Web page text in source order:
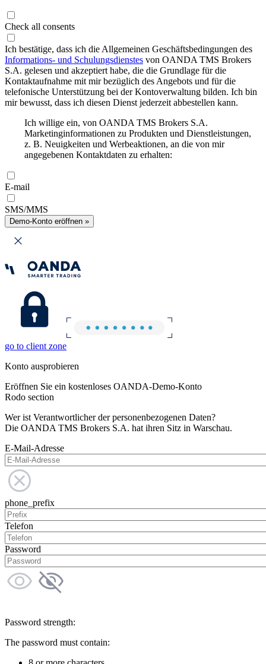
Check all consents
Ich bestätige, dass ich die Allgemeinen Geschäftsbedingungen des
Informations- und Schulungsdienstes von OANDA TMS Brokers
S.A. gelesen und akzeptiert habe, die die Grundlage für die
Kontaktaufnahme mit mir bezüglich des Angebots und für die
telefonische Unterstützung bei der Kontoverwaltung bilden. Ich bin
mir bewusst, dass ich diesen Dienst jederzeit abbestellen kann.
Ich willige ein, von OANDA TMS Brokers S.A.
Marketinginformationen zu Produkten und Dienstleistungen,
z. B. Neuigkeiten und Werbeaktionen, an die von mir
angegebenen Kontaktdaten zu erhalten:
E-mail
SMS/MMS
Demo-Konto eröffnen »
go to client zone
Konto ausprobieren
Eröffnen Sie ein kostenloses OANDA-Demo-Konto
Rodo section
Wer ist Verantwortlicher der personenbezogenen Daten?
Die OANDA TMS Brokers S.A. hat ihren Sitz in Warschau.
E-Mail-Adresse
phone_prefix
Telefon
Password
Password strength:
The password must contain: